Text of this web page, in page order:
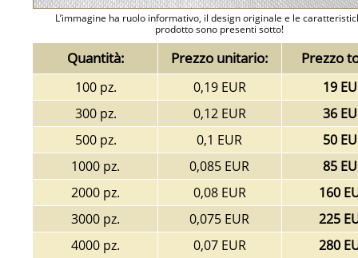
L’immagine ha ruolo informativo, il design originale e le
prodotto sono presenti sotto!
Quantità: Prezzo unitario: Prezzo
100 pz. 0,19 EUR
19
300 pz.
0,12 EUR
36
500 pz.
0,1 EUR
50
1000 pz.
0,085 EUR
85
2000 pz.
0,08 EUR
160
3000 pz.
0,075 EUR
225
4000 pz.
0,07 EUR
280